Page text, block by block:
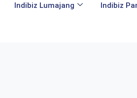
Indibiz Lumajang Indibiz